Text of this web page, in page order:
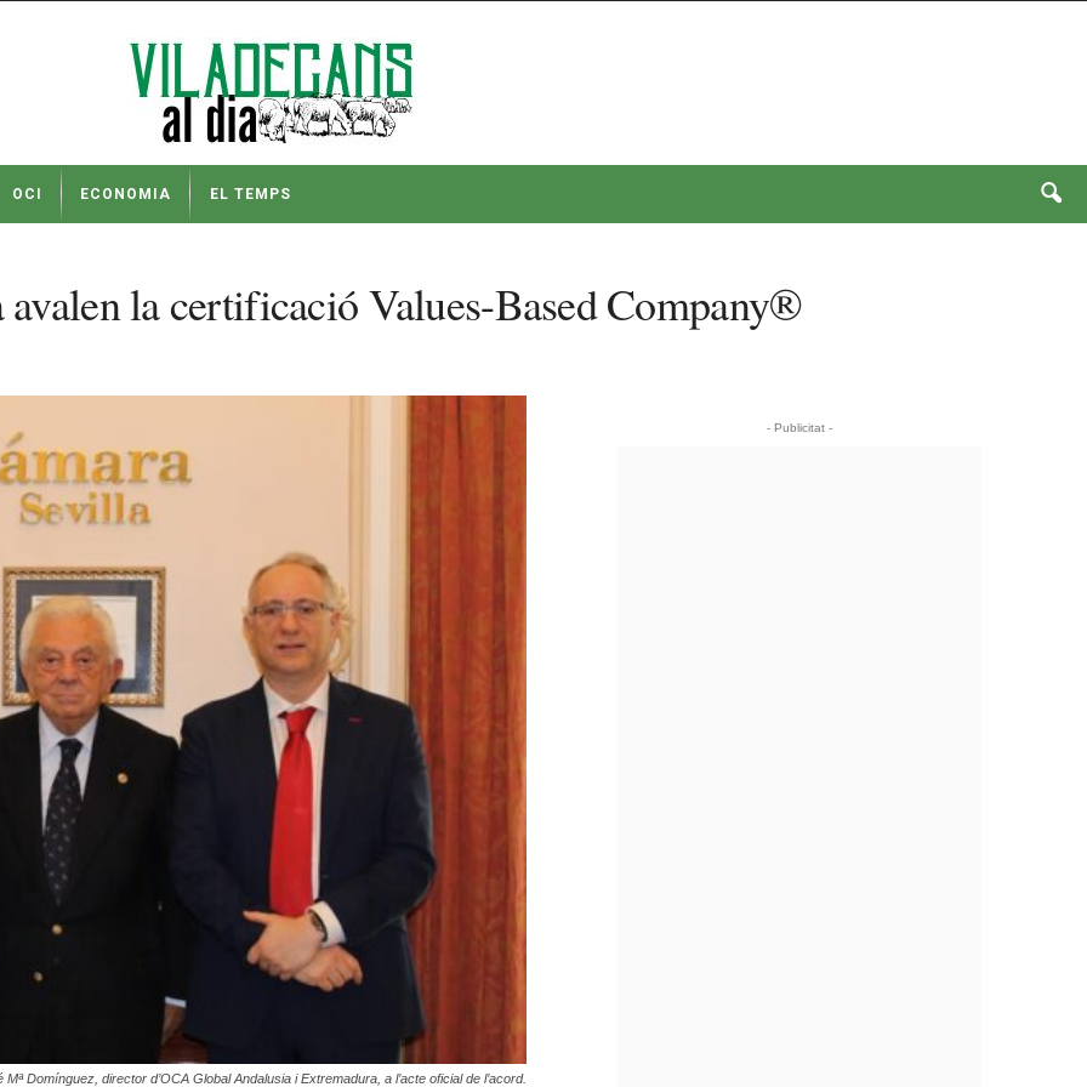
OCI ECONOMIA EL TEMPS
la certificació Values-Based Company®
Domínguez, director d’OCA Global Andalusia i Extremadura, a l’acte oficial de l’acord.
- Publicitat -